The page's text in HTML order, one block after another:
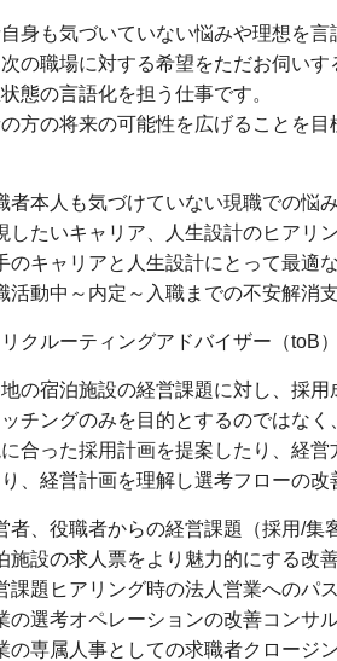
身も気づいていない悩みや理想を
の職場に対する希望をただお伺い
態の言語化を担う仕事です。
方の将来の可能性を広げることを
者本人も気づけていない現職での悩
したいキャリア、人生設計のヒアリ
のキャリアと人生設計にとって最適
活動中～内定～入職までの不安解消
リクルーティングアドバイザー（toB）
の宿泊施設の経営課題に対し、採
チングのみを目的とするのではな
合った採用計画を提案したり、経
、経営計画を理解し選考フローの改
者、役職者からの経営課題（採用/集
施設の求人票をより魅力的にする改
課題ヒアリング時の法人営業へのパ
の選考オペレーションの改善コンサ
の専属人事としての求職者クロージ